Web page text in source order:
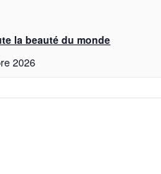
la beauté du monde
2026